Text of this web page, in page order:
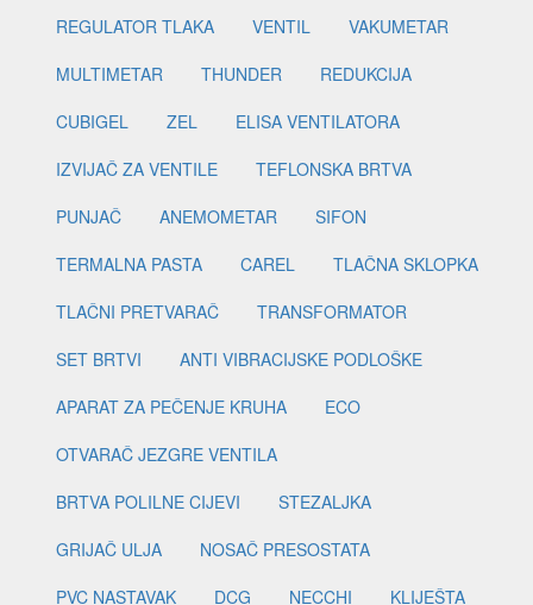
REGULATOR TLAKA
VENTIL
VAKUMETAR
MULTIMETAR
THUNDER
REDUKCIJA
CUBIGEL
ZEL
ELISA VENTILATORA
IZVIJAČ ZA VENTILE
TEFLONSKA BRTVA
PUNJAČ
ANEMOMETAR
SIFON
TERMALNA PASTA
CAREL
TLAČNA SKLOPKA
TLAČNI PRETVARAČ
TRANSFORMATOR
SET BRTVI
ANTI VIBRACIJSKE PODLOŠKE
APARAT ZA PEČENJE KRUHA
ECO
OTVARAČ JEZGRE VENTILA
BRTVA POLILNE CIJEVI
STEZALJKA
GRIJAČ ULJA
NOSAČ PRESOSTATA
PVC NASTAVAK
DCG NECCHI
KLIJEŠTA